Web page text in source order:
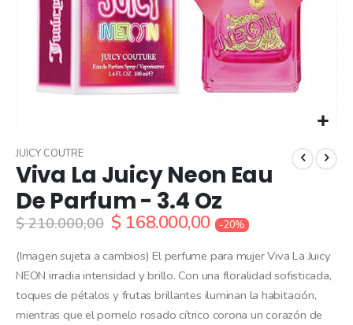
to
the
beginning
of
the
gallery
Viva La Juicy Neon Eau
De Parfum - 3.4 Oz
JUICY COUTRE
$ 210.000,00 $ 168.000,00 -20%
(Imagen sujeta a cambios) El perfume para mujer Viva La Juicy
NEON irradia intensidad y brillo. Con una floralidad sofisticada,
toques de pétalos y frutas brillantes iluminan la habitación,
mientras que el pomelo rosado cítrico corona un corazón de